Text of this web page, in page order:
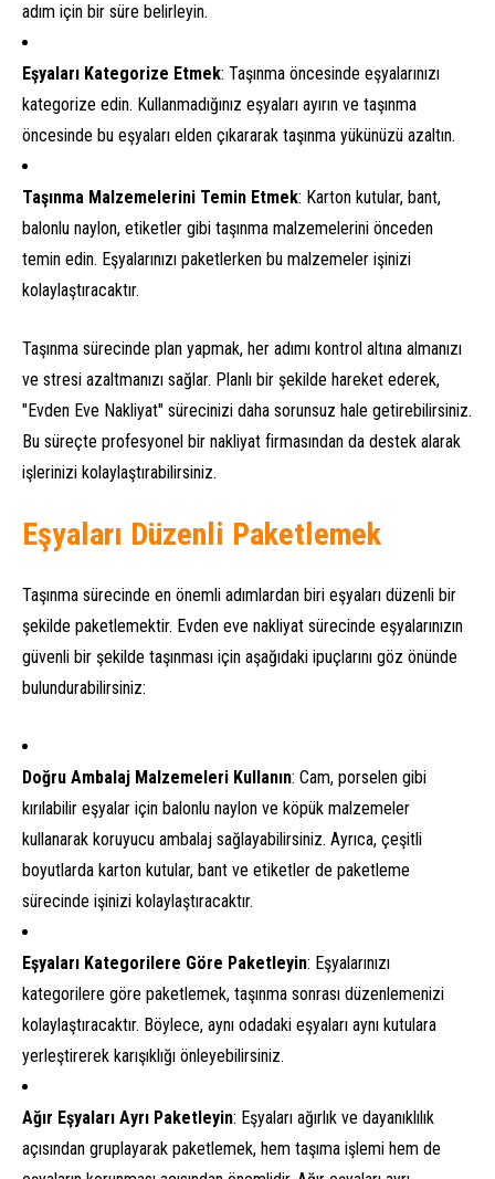
adım için bir süre belirleyin.
Eşyaları Kategorize Etmek: Taşınma öncesinde eşyalarınızı
kategorize edin. Kullanmadığınız eşyaları ayırın ve taşınma
öncesinde bu eşyaları elden çıkararak taşınma yükünüzü azaltın.
Taşınma Malzemelerini Temin Etmek: Karton kutular, bant,
balonlu naylon, etiketler gibi taşınma malzemelerini önceden
temin edin. Eşyalarınızı paketlerken bu malzemeler işinizi
kolaylaştıracaktır.
Taşınma sürecinde plan yapmak, her adımı kontrol altına almanızı
ve stresi azaltmanızı sağlar. Planlı bir şekilde hareket ederek,
"Evden Eve Nakliyat" sürecinizi daha sorunsuz hale getirebilirsiniz.
Bu süreçte profesyonel bir nakliyat firmasından da destek alarak
işlerinizi kolaylaştırabilirsiniz.
Eşyaları Düzenli Paketlemek
Taşınma sürecinde en önemli adımlardan biri eşyaları düzenli bir
şekilde paketlemektir. Evden eve nakliyat sürecinde eşyalarınızın
güvenli bir şekilde taşınması için aşağıdaki ipuçlarını göz önünde
bulundurabilirsiniz:
Doğru Ambalaj Malzemeleri Kullanın: Cam, porselen gibi
kırılabilir eşyalar için balonlu naylon ve köpük malzemeler
kullanarak koruyucu ambalaj sağlayabilirsiniz. Ayrıca, çeşitli
boyutlarda karton kutular, bant ve etiketler de paketleme
sürecinde işinizi kolaylaştıracaktır.
Eşyaları Kategorilere Göre Paketleyin: Eşyalarınızı
kategorilere göre paketlemek, taşınma sonrası düzenlemenizi
kolaylaştıracaktır. Böylece, aynı odadaki eşyaları aynı kutulara
yerleştirerek karışıklığı önleyebilirsiniz.
Ağır Eşyaları Ayrı Paketleyin: Eşyaları ağırlık ve dayanıklılık
açısından gruplayarak paketlemek, hem taşıma işlemi hem de